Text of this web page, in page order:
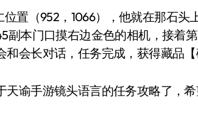
位置（952，1066），他就在那石
副本门口摸右边金色的相机，接着
和会长对话，任务完成，获得藏品【
天谕手游镜头语言的任务攻略了，希